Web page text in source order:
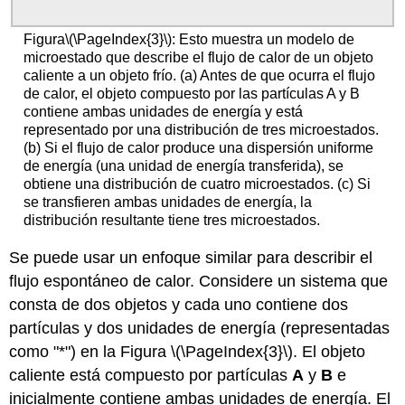
Figura\(\PageIndex{3}\): Esto muestra un modelo de
microestado que describe el flujo de calor de un objeto
caliente a un objeto frío. (a) Antes de que ocurra el flujo
de calor, el objeto compuesto por las partículas A y B
contiene ambas unidades de energía y está
representado por una distribución de tres microestados.
(b) Si el flujo de calor produce una dispersión uniforme
de energía (una unidad de energía transferida), se
obtiene una distribución de cuatro microestados. (c) Si
se transfieren ambas unidades de energía, la
distribución resultante tiene tres microestados.
Se puede usar un enfoque similar para describir el
flujo espontáneo de calor. Considere un sistema que
consta de dos objetos y cada uno contiene dos
partículas y dos unidades de energía (representadas
como "*") en la Figura \(\PageIndex{3}\). El objeto
caliente está compuesto por partículas A y B e
inicialmente contiene ambas unidades de energía. El